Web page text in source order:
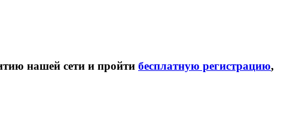
нашей сети и пройти бесплатную регистрацию,